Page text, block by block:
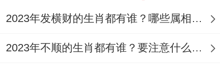
暗礁的导航图。
借助传统民俗智慧稳固财气根基亦为良策，
2023年发横财的生肖都有谁？哪些属相财运旺盛？
2023年不顺的生肖都有谁？要注意什么呢？